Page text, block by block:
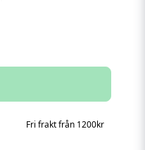
Fri frakt från 1200kr